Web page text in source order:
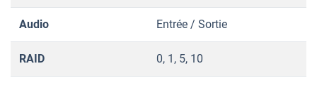
Audio Entrée / Sortie
RAID 0, 1, 5, 10